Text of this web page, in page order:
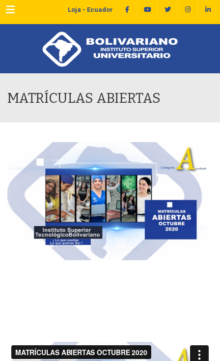
Menu Loja - Ecuador
MATRÍCULAS ABIERTAS